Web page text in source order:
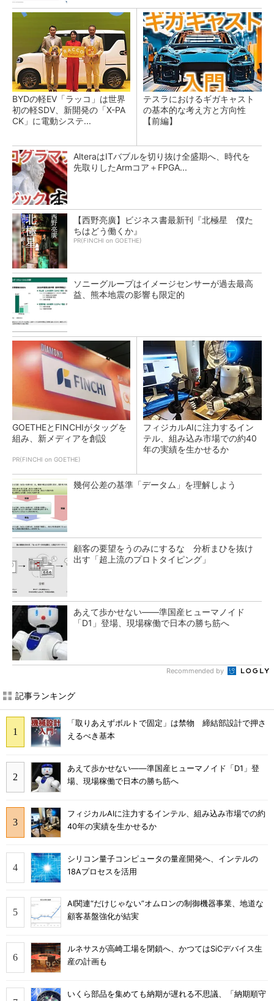
BYDの軽EV「ラッコ」は世界
初の軽SDV、新開発の「X-PA
CK」に電動システ...
テスラにおけるギガキャスト
の基本的な考え方と方向性
【前編】
AlteraはITバブルを切り抜け全盛期へ、時代を
先取りしたArmコア＋FPGA...
【西野亮廣】ビジネス書最新刊『北極星 僕た
ちはどう働くか』
PR(FINCHI on GOETHE)
ソニーグループはイメージセンサーが過去最高
益、熊本地震の影響も限定的
GOETHEとFINCHIがタッグを
組み、新メディアを創設
PR(FINCHI on GOETHE)
フィジカルAIに注力するイン
テル、組み込み市場での約40
年の実績を生かせるか
幾何公差の基準「データム」を理解しよう
顧客の要望をうのみにするな 分析まひを抜け
出す「超上流のプロトタイピング」
あえて歩かせない――準国産ヒューマノイド
「D1」登場、現場稼働で日本の勝ち筋へ
Recommended by
記事ランキング
「取りあえずボルトで固定」は禁物 締結部設計で押さ
えるべき基本
あえて歩かせない――準国産ヒューマノイド「D1」登
場、現場稼働で日本の勝ち筋へ
フィジカルAIに注力するインテル、組み込み市場での約
40年の実績を生かせるか
シリコン量子コンピュータの量産開発へ、インテルの
18Aプロセスを活用
AI関連“だけじゃない”オムロンの制御機器事業、地道な
顧客基盤強化が結実
ルネサスが高崎工場を閉鎖へ、かつてはSiCデバイス生
産の計画も
いくら部品を集めても納期が遅れる不思議、「納期順守